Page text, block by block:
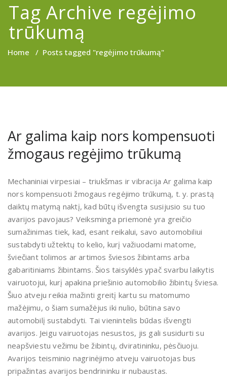
Tag Archive regėjimo
trūkumą
Home / Posts tagged "regėjimo trūkumą"
Ar galima kaip nors kompensuoti
žmogaus regėjimo trūkumą
Mechaniniai virpesiai – triukšmas ir vibracija Ar galima kaip
nors kompensuoti žmogaus regėjimo trūkumą, t. y. prastą
daiktų matymą naktį, kad būtų išvengta susijusio su tuo
avarijos pavojaus? Veiksminga priemonė yra greičio
sumažinimas tiek, kad, esant reikalui, savo automobiliui
sustabdyti užtektų to kelio, kurį važiuodami matome,
šviečiant tolimos ar artimos šviesos žibintams arba
gabaritiniams žibintams. Šios taisyklės ypač svarbu laikytis
vairuotojui, kurį apakina priešinio automobilio žibintų šviesa.
Šiuo atveju reikia mažinti greitį kartu su matomumo
mažėjimu, o šiam sumažėjus iki nulio, būtina savo
automobilį sustabdyti. Tai vienintelis būdas išvengti
avarijos. Jeigu vairuotojas nesustos, jis gali susidurti su
neapšviestu vežimu be žibintų, dviratininku, pėsčiuoju.
Avarijos teisminio nagrinėjimo atveju vairuotojas bus
pripažintas avarijos bendrininku ir nubaustas.